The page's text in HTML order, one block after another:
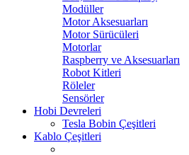
Modüller
Motor Aksesuarları
Motor Sürücüleri
Motorlar
Raspberry ve Aksesuarları
Robot Kitleri
Röleler
Sensörler
Hobi Devreleri
Tesla Bobin Çeşitleri
Kablo Çeşitleri